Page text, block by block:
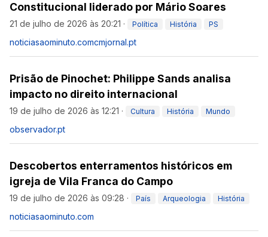
Constitucional liderado por Mário Soares
21 de julho de 2026 às 20:21 · Política História PS
noticiasaominuto.comcmjornal.pt
Prisão de Pinochet: Philippe Sands analisa
impacto no direito internacional
19 de julho de 2026 às 12:21 · Cultura História Mundo
observador.pt
Descobertos enterramentos históricos em
igreja de Vila Franca do Campo
19 de julho de 2026 às 09:28 · País Arqueologia História
noticiasaominuto.com